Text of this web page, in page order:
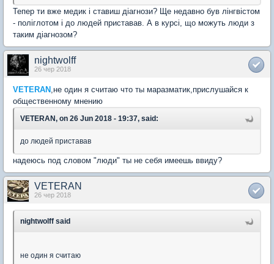
Тепер ти вже медик і ставиш діагнози? Ще недавно був лінгвістом
- поліглотом і до людей приставав. А в курсі, що можуть люди з
таким діагнозом?
nightwolff
26 чер 2018
VETERAN ,не один я считаю что ты маразматик,прислушайся к
общественному мнению
VETERAN, on 26 Jun 2018 - 19:37, said:
до людей приставав
надеюсь под словом "люди" ты не себя имеешь ввиду?
VETERAN
26 чер 2018
nightwolff said
не один я считаю